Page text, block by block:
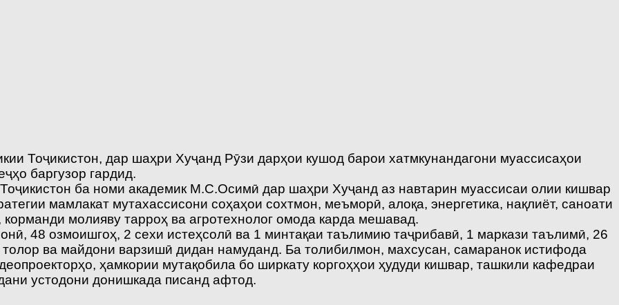
Тоҷикистон, дар шаҳри Хуҷанд Рӯзи дарҳои кушод барои хатмкунандагони муассисаҳои
баргузор гардид.
ба номи академик М.С.Осимӣ дар шаҳри Хуҷанд аз навтарин муассисаи олии кишвар
мамлакат мутахассисони соҳаҳои сохтмон, меъморӣ, алоқа, энергетика, нақлиёт, саноати
молияву тарроҳ ва агротехнолог омода карда мешавад.
48 озмоишгоҳ, 2 сехи истеҳсолӣ ва 1 минтақаи таълимию таҷрибавӣ, 1 маркази таълимӣ, 26
ва майдони варзишӣ дидан намуданд. Ба толибилмон, махсусан, самаранок истифода
ҳамкории мутақобила бо ширкату коргоҳҳои ҳудуди кишвар, ташкили кафедраи
устодони донишкада писанд афтод.